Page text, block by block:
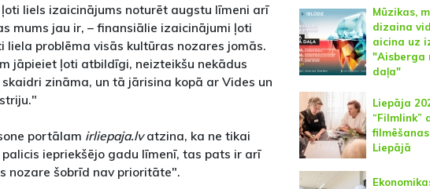
liels izaicinājums noturēt augstu līmeni arī
mums jau ir, – finansiālie izaicinājumi ļoti
liela problēma visās kultūras nozares jomās.
jāpieiet ļoti atbildīgi, neizteikšu nekādus
zināma, un tā jārisina kopā ar Vides un
portālam irliepaja.lvatzina, ka ne tikai
iepriekšējo gadu līmenī, tas pats ir arī
nozare šobrīd nav prioritāte".
Mūzikas,
dizaina
aicina uz
"Aisberga
daļa"
Liepāja
“Filmlink”
Liepājā